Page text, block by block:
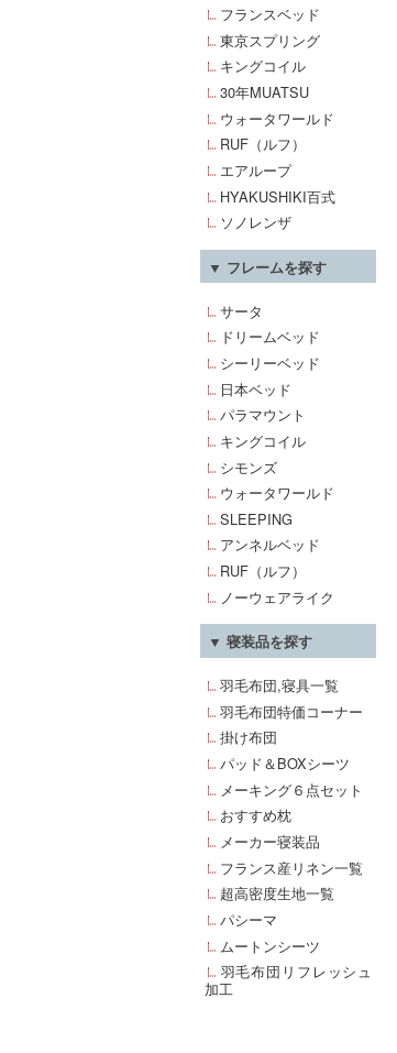
フランスベッド
東京スプリング
キングコイル
30年MUATSU
ウォータワールド
RUF（ルフ）
エアループ
HYAKUSHIKI百式
ソノレンザ
▼ フレームを探す
サータ
ドリームベッド
シーリーベッド
日本ベッド
パラマウント
キングコイル
シモンズ
ウォータワールド
SLEEPING
アンネルベッド
RUF（ルフ）
ノーウェアライク
▼ 寝装品を探す
羽毛布団,寝具一覧
羽毛布団特価コーナー
掛け布団
パッド＆BOXシーツ
メーキング６点セット
おすすめ枕
メーカー寝装品
フランス産リネン一覧
超高密度生地一覧
パシーマ
ムートンシーツ
羽毛布団リフレッシュ
加工